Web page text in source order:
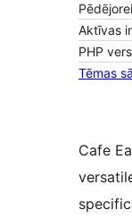
Aktīvas
PHP
Tēmas
Cafe